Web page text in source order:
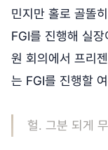
민지만 홀로 골똘
FGI를 진행해 실
원 회의에서 프리
는 FGI를 진행할
헐. 그분 되게